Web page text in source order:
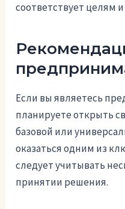
соответствует целям
Если вы являетесь
планируете открыть
базовой или
оказаться одним из
следует учитывать
принятии решения.